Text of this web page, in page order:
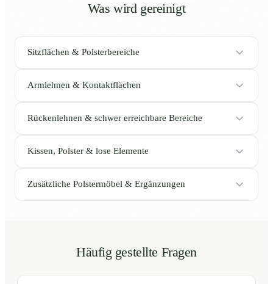
Was wird gereinigt
Sitzflächen & Polsterbereiche
Armlehnen & Kontaktflächen
Rückenlehnen & schwer erreichbare Bereiche
Kissen, Polster & lose Elemente
Zusätzliche Polstermöbel & Ergänzungen
Häufig gestellte Fragen